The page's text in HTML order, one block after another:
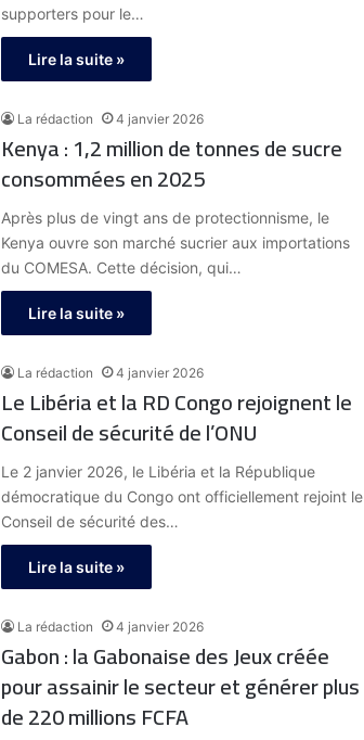
supporters pour le…
Lire la suite »
La rédaction 4 janvier 2026
Kenya : 1,2 million de tonnes de sucre
consommées en 2025
Après plus de vingt ans de protectionnisme, le
Kenya ouvre son marché sucrier aux importations
du COMESA. Cette décision, qui…
Lire la suite »
La rédaction 4 janvier 2026
Le Libéria et la RD Congo rejoignent le
Conseil de sécurité de l’ONU
Le 2 janvier 2026, le Libéria et la République
démocratique du Congo ont officiellement rejoint le
Conseil de sécurité des…
Lire la suite »
La rédaction 4 janvier 2026
Gabon : la Gabonaise des Jeux créée
pour assainir le secteur et générer plus
de 220 millions FCFA